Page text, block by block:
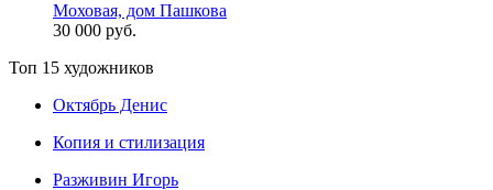
Моховая, дом Пашкова
30 000 руб.
Топ 15 художников
Октябрь Денис
Копия и стилизация
Разживин Игорь